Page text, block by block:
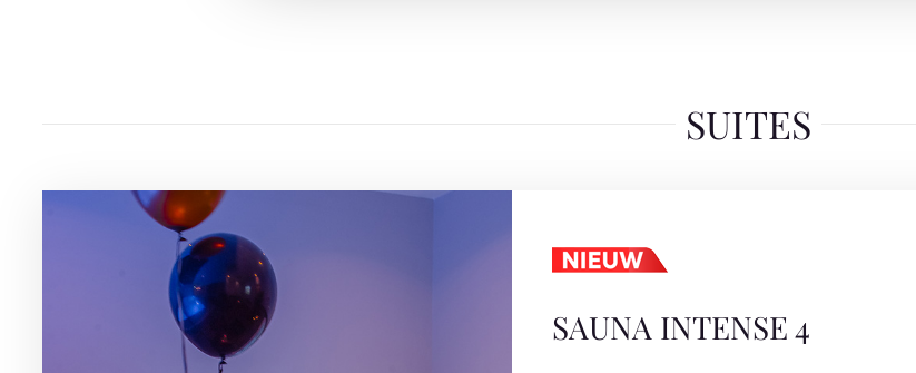
SUITES
SAUNA INTENSE 4